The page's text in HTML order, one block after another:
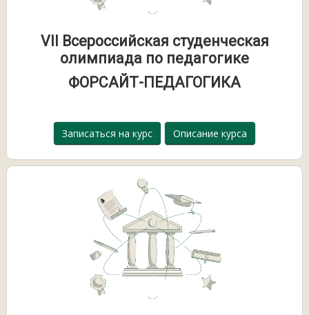
VII Всероссийская студенческая
олимпиада по педагогике
ФОРСАЙТ-ПЕДАГОГИКА
Записаться на курс Описание курса